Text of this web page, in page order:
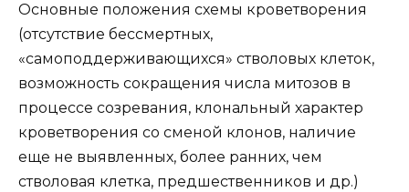
Основные положения схемы кроветворения
(отсутствие бессмертных,
«самоподдерживающихся» стволовых клеток,
возможность сокращения числа митозов в
процессе созревания, клональный характер
кроветворения со сменой клонов, наличие
еще не выявленных, более ранних, чем
стволовая клетка, предшественников и др.)